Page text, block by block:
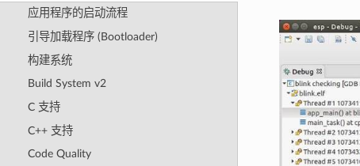
应用程序的启动流程
引导加载程序 (Bootloader)
构建系统
Build System v2
C 支持
C++ 支持
Code Quality